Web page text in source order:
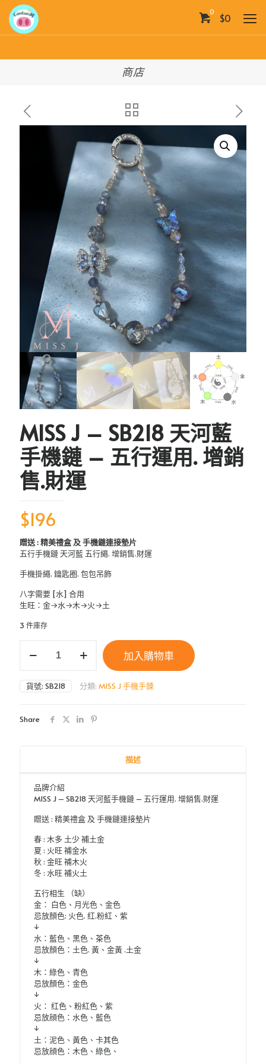
0 $0
商店
MISS J – SB218 天河藍
手機鏈 – 五行運用. 增銷
售.財運
$196
贈送 : 精美禮盒 及 手機鏈連接墊片
五行手機鏈 天河藍 五行繩. 增銷售.財運
手機掛繩. 鑰匙圈. 包包吊飾
八字需要 [水] 合用
生旺：金→水→木→火→土
3 件庫存
SB218
天
手
加入購物車
貨號: SB218 分類: MISS J 手機手錬
Share
描述
品牌介紹
MISS J – SB218 天河藍手機鏈 – 五行運用. 增銷售.財運
贈送 : 精美禮盒 及 手機鏈連接墊片
春 : 木多 土少 補土金
夏 : 火旺 補金水
秋 : 金旺 補木火
冬 : 水旺 補火土
五行相生 （缺）
金： 白色、月光色、金色
忌放顏色: 火色. 红.粉紅、紫
↓
水：藍色、黑色、茶色
忌放顏色：土色. 黃、金黃 .土金
↓
木：綠色、青色
忌放顏色：金色
↓
火： 红色、粉紅色、紫
忌放顔色：水色、藍色
↓
土：泥色、黃色、卡其色
忌放顔色：木色、綠色、